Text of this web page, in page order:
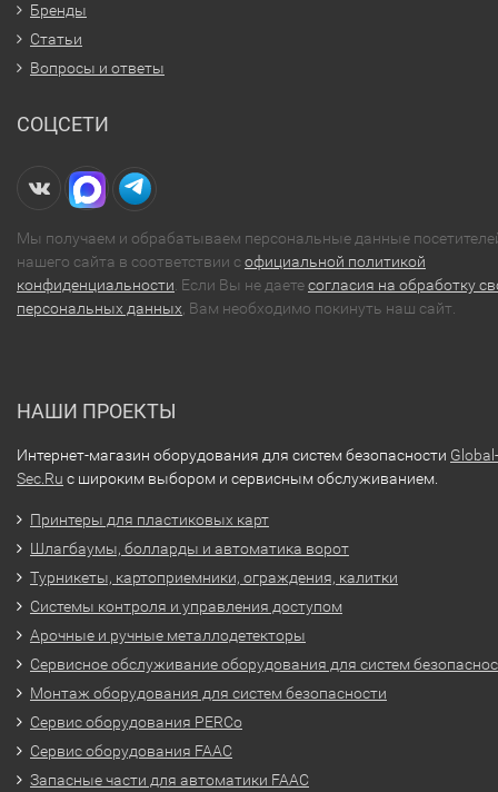
Бренды
Статьи
Вопросы и ответы
СОЦСЕТИ
Мы получаем и обрабатываем персональные данные
нашего сайта в соответствии софициальной политикой
конфиденциальности. Если Вы не даетесогласия на обработку
персональных данных, Вам необходимо покинуть наш сайт.
НАШИ ПРОЕКТЫ
Интернет-магазин оборудования для систем безопасности Global-
Sec.Ru с широким выбором и сервисным обслуживанием.
Принтеры для пластиковых карт
Шлагбаумы, болларды и автоматика ворот
Турникеты, картоприемники, ограждения, калитки
Системы контроля и управления доступом
Арочные и ручные металлодетекторы
Сервисное обслуживание оборудования для систем
Монтаж оборудования для систем безопасности
Сервис оборудования PERCo
Сервис оборудования FAAC
Запасные части для автоматики FAAC